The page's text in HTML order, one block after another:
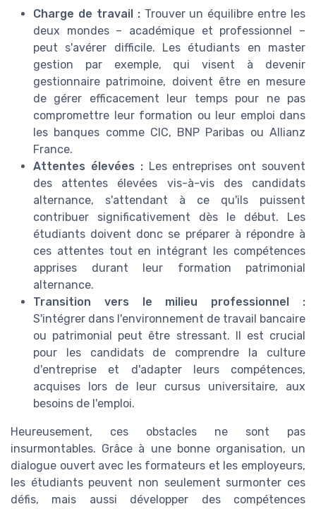
Charge de travail :Trouver un équilibre entre les
deux mondes – académique et professionnel –
peut s'avérer difficile. Les étudiants en master
gestion par exemple, qui visent à devenir
gestionnaire patrimoine, doivent être en mesure
de gérer efficacement leur temps pour ne pas
compromettre leur formation ou leur emploi dans
les banques comme CIC, BNP Paribas ou Allianz
France.
Attentes élevées :Les entreprises ont souvent
des attentes élevées vis-à-vis des candidats
alternance, s'attendant à ce qu'ils puissent
contribuer significativement dès le début. Les
étudiants doivent donc se préparer à répondre à
ces attentes tout en intégrant les compétences
apprises durant leur formation patrimonial
alternance.
Transition vers le milieu professionnel :
S'intégrer dans l'environnement de travail bancaire
ou patrimonial peut être stressant. Il est crucial
pour les candidats de comprendre la culture
d'entreprise et d'adapter leurs compétences,
acquises lors de leur cursus universitaire, aux
besoins de l'emploi.
Heureusement, ces obstacles ne sont pas
insurmontables. Grâce à une bonne organisation, un
dialogue ouvert avec les formateurs et les employeurs,
les étudiants peuvent non seulement surmonter ces
défis, mais aussi développer des compétences